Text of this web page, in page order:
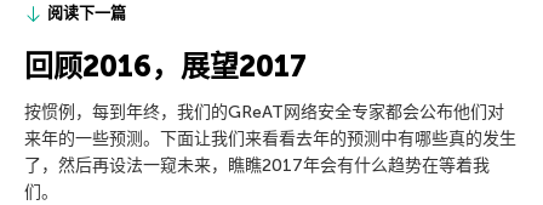
阅读下一篇
回顾2016，展望2017
按惯例，每到年终，我们的GReAT网络安全专家都会公布他们对
来年的一些预测。下面让我们来看看去年的预测中有哪些真的发生
了，然后再设法一窥未来，瞧瞧2017年会有什么趋势在等着我
们。